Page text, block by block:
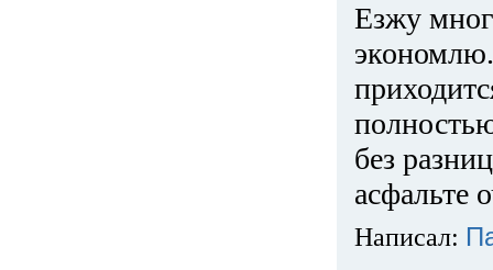
Езжу
без
асфальте
Написал: